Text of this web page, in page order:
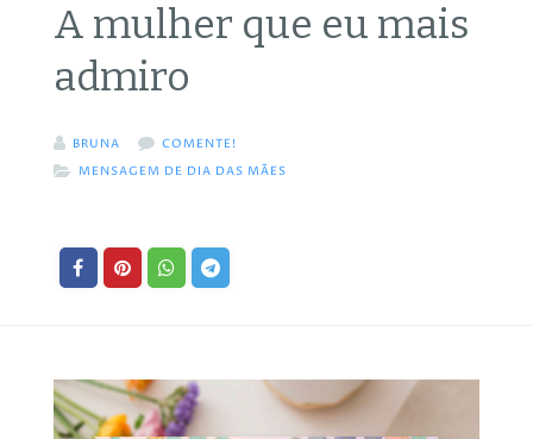
A mulher que eu mais
admiro
BRUNA
COMENTE!
MENSAGEM DE DIA DAS MÃES